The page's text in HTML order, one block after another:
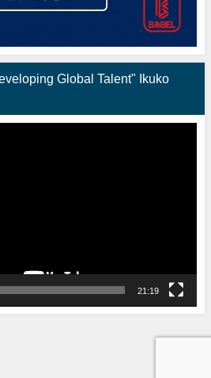
Global Talent" Ikuko
21:19